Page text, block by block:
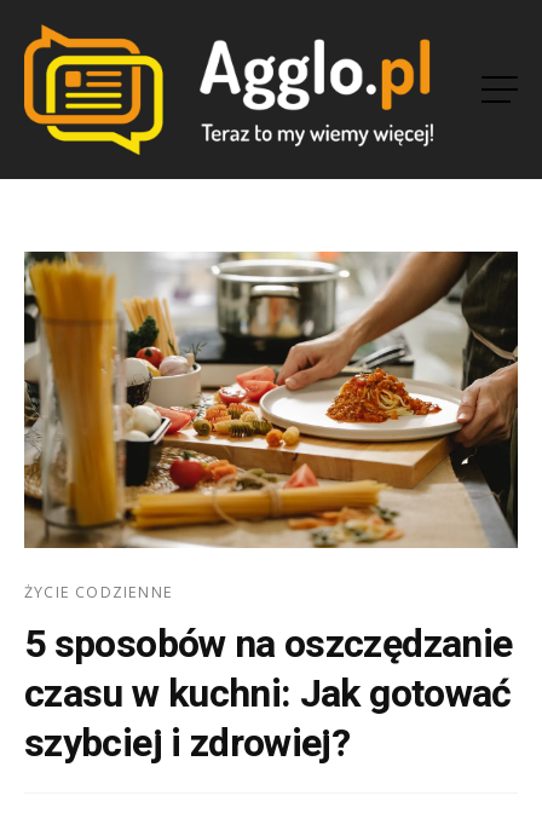
ŻYCIE CODZIENNE
5 sposobów na oszczędzanie
czasu w kuchni: Jak gotować
szybciej i zdrowiej?